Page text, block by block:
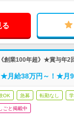
る
創業100年超》★賞与年
★月給38万円～！★月
OK 急募 転勤なし
ごと掲載中